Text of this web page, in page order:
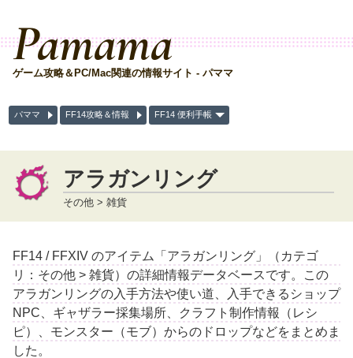
Pamama
ゲーム攻略＆PC/Mac関連の情報サイト - パママ
パママ FF14攻略＆情報 FF14 便利手帳
アラガンリング
その他 > 雑貨
FF14 / FFXIV のアイテム「アラガンリング」（カテゴ
リ：その他 > 雑貨）の詳細情報データベースです。この
アラガンリングの入手方法や使い道、入手できるショップ
NPC、ギャザラー採集場所、クラフト制作情報（レシ
ピ）、モンスター（モブ）からのドロップなどをまとめま
した。